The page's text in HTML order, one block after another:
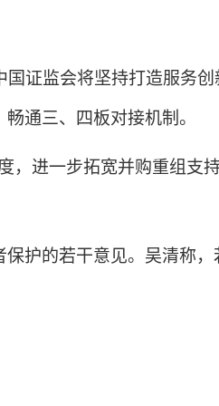
证监会将坚持打造服务创
通三、四板对接机制。
进一步拓宽并购重组支
护的若干意见。吴清称，